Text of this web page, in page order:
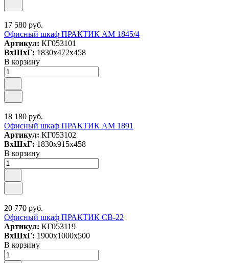
17 580 руб.
Офисный шкаф ПРАКТИК AM 1845/4
Артикул: КГ053101
ВxШxГ: 1830x472x458
В корзину
18 180 руб.
Офисный шкаф ПРАКТИК AM 1891
Артикул: КГ053102
ВxШxГ: 1830x915x458
В корзину
20 770 руб.
Офисный шкаф ПРАКТИК СВ-22
Артикул: КГ053119
ВxШxГ: 1900x1000x500
В корзину